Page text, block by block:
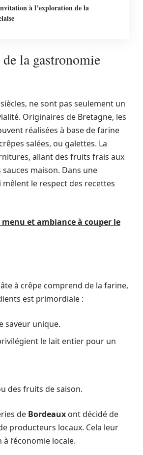
à l’exploration de la
la gastronomie
ne sont pas seulement un
Originaires de Bretagne, les
réalisées à base de farine
salées, ou galettes. La
allant des fruits frais aux
maison. Dans une
le respect des recettes
et ambiance à couper le
à crêpe comprend de la farine,
est primordiale :
saveur unique.
le lait entier pour un
des fruits de saison.
de Bordeaux ont décidé de
producteurs locaux. Cela leur
l’économie locale.